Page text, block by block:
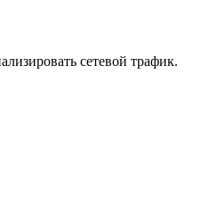
сетевой трафик.